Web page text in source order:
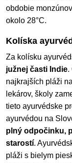
obdobie
okolo 28°C.
Kolíska
Za kolísku
južnej časti Indie.
najkrajších pláži
lekárov, školy
tieto ayurvédske
ayurvédou na
plný odpočinku,
starostí.
pláži s bielym